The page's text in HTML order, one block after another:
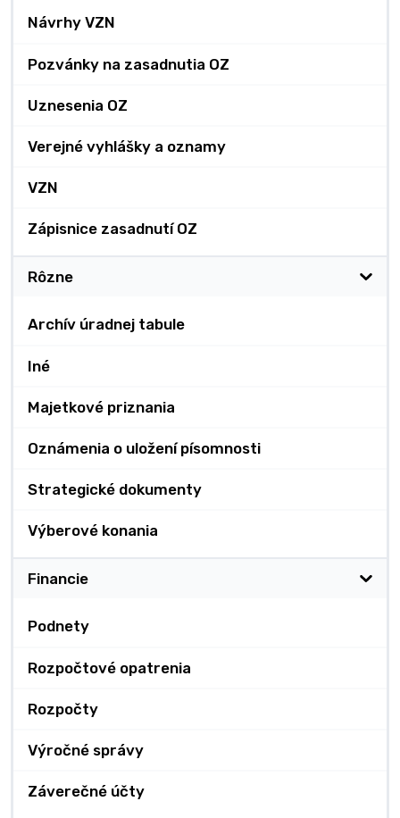
Návrhy VZN
Pozvánky na zasadnutia OZ
Uznesenia OZ
Verejné vyhlášky a oznamy
VZN
Zápisnice zasadnutí OZ
Rôzne
Archív úradnej tabule
Iné
Majetkové priznania
Oznámenia o uložení písomnosti
Strategické dokumenty
Výberové konania
Financie
Podnety
Rozpočtové opatrenia
Rozpočty
Výročné správy
Záverečné účty